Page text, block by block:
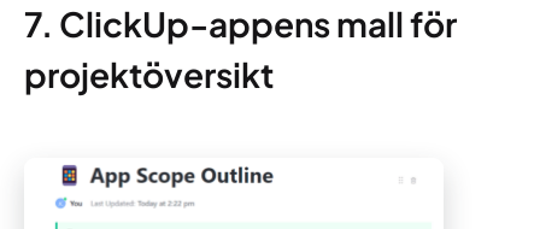
7. ClickUp-appens mall för
projektöversikt